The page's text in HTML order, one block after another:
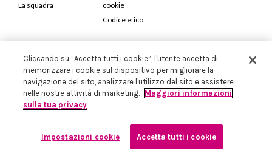
La squadra
cookie
Codice etico
Cod. Fiscale e P.IVA 05946780151 - Capitale Sociale 258.250 €
Iscritta in Milano al Registro delle imprese nr.198004 e REA nr.1051898
Cliccando su “Accetta tutti i cookie”, l'utente accetta di
memorizzare i cookie sul dispositivo per migliorare la
navigazione del sito, analizzare l'utilizzo del sito e assistere
nelle nostre attività di marketing. Maggiori informazioni
sulla tua privacy
Impostazioni cookie Accetta tutti i cookie